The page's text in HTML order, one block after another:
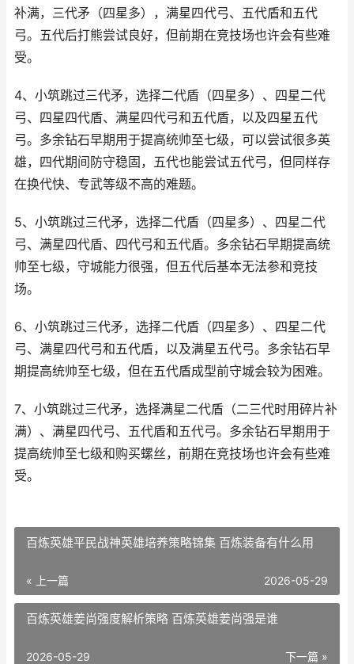
补满，三代矛（四星多），满星四代弓、五代盾和五代
弓。五代后打熊尝试良好，但前期在竞技场也许会有些难
受。
4、小筑跳过三代矛，选择二代盾（四星多）、四星二代
弓、四星四代盾、满星四代弓和五代盾，以及四星五代
弓。多余钻石早期用于提高统帅至七级，可以尝试很多英
雄，四代期间防守稳固，五代也能尝试五代弓，但同样存
在换代快、专武等级不高的难题。
5、小筑跳过三代矛，选择二代盾（四星多）、四星二代
弓、满星四代盾、四代弓和五代盾。多余钻石早期提高统
帅至七级，守城能力很强，但五代后基本无法参和竞技
场。
6、小筑跳过三代矛，选择二代盾（四星多）、四星二代
弓、满星四代弓和五代盾，以及满星五代弓。多余钻石早
期提高统帅至七级，但在五代盾成型前守城会较为困难。
7、小筑跳过三代矛，选择满星二代盾（二三代时用碎片补
满）、满星四代弓、五代盾和五代弓。多余钻石早期用于
提高统帅至七级和购买螺丝，前期在竞技场也许会有些难
受。
百炼英雄平民战神英雄培养策略锦集 百炼装备有什么用
« 上一篇 2026-05-29
百炼英雄姜尚强度解析策略 百炼英雄姜尚强是谁
下一篇 »
2026-05-29